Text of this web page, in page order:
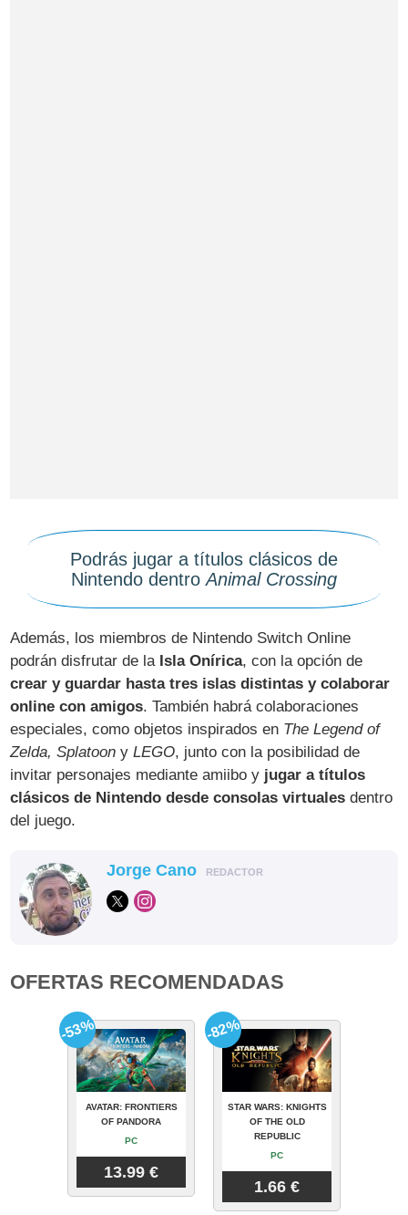
Podrás jugar a títulos clásicos de
Nintendo dentroAnimal Crossing
Además, los miembros de Nintendo Switch Online
podrán disfrutar de la Isla Onírica, con la opción de
crear y guardar hasta tres islas distintas y colaborar
online con amigos. También habrá colaboraciones
especiales, como objetos inspirados en The Legend of
Zelda, Splatoon yLEGO, junto con la posibilidad de
invitar personajes mediante amiibo y jugar a títulos
clásicos de Nintendo desde consolas virtuales dentro
del juego.
Jorge Cano REDACTOR
OFERTAS RECOMENDADAS
AVATAR: FRONTIERS
OF PANDORA
PC
13.99 €
-53%
STAR WARS: KNIGHTS
OF THE OLD
REPUBLIC
PC
1.66 €
-82%